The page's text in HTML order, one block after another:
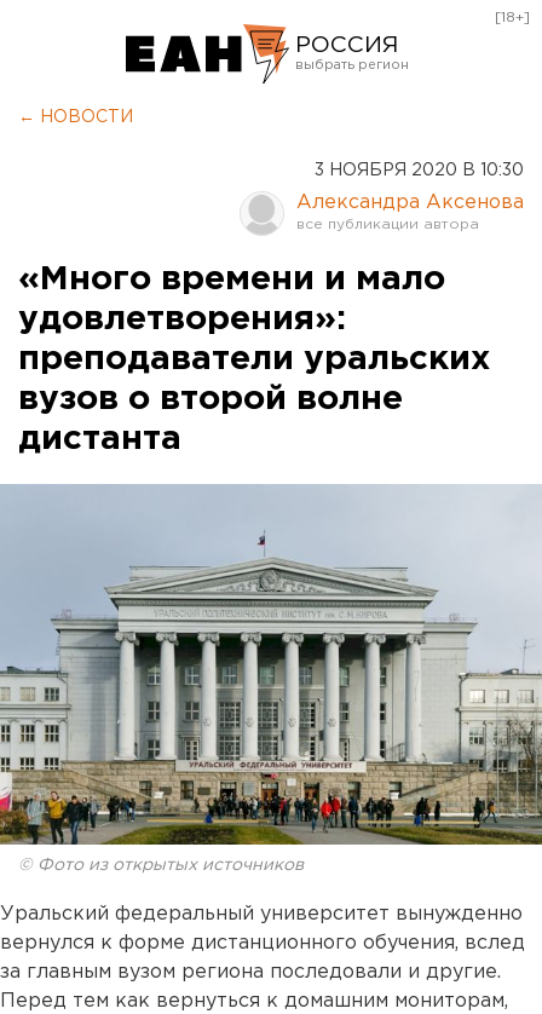
РОССИЯ
Оренбург
[18+]
← НОВОСТИ
3 НОЯБРЯ 2020 В 10:30
Александра Аксенова
«Много времени и мало
удовлетворения»:
преподаватели уральских
вузов о второй волне
дистанта
© Фото из открытых источников
Уральский федеральный университет вынужденно
вернулся к форме дистанционного обучения, вслед
за главным вузом региона последовали и другие.
Перед тем как вернуться к домашним мониторам,